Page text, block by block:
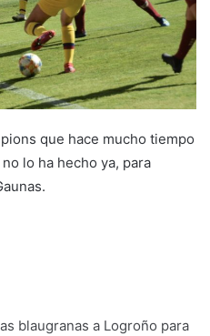
que hace mucho tiempo
lo ha hecho ya, para
blaugranas a Logroño para